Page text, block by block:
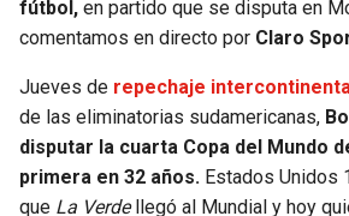
fútbol, en partido que se disputa en
comentamos en directo por Claro
Jueves de repechaje
de las eliminatorias sudamericanas,
disputar la cuarta Copa del Mundo
primera en 32 años. Estados Unidos
que La Verdellegó al Mundial y hoy